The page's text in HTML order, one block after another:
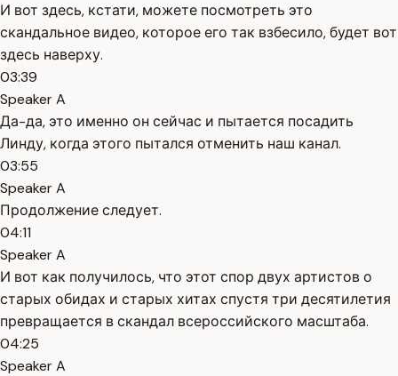
И вот здесь, кстати, можете посмотреть это
скандальное видео, которое его так взбесило, будет вот
здесь наверху.
03:39
Speaker A
Да-да, это именно он сейчас и пытается посадить
Линду, когда этого пытался отменить наш канал.
03:55
Speaker A
Продолжение следует.
04:11
Speaker A
И вот как получилось, что этот спор двух артистов о
старых обидах и старых хитах спустя три десятилетия
превращается в скандал всероссийского масштаба.
04:25
Speaker A